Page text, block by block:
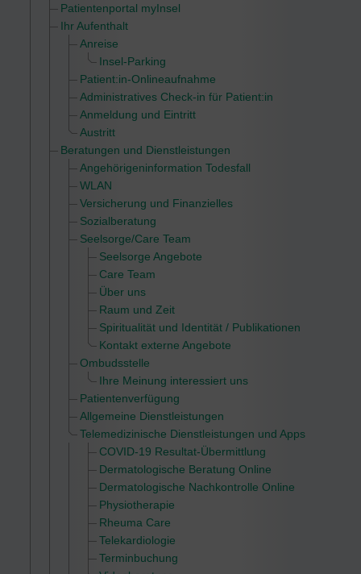
Patientenportal myInsel
Ihr Aufenthalt
Anreise
Insel-Parking
Patient:in-Onlineaufnahme
Administratives Check-in für Patient:in
Anmeldung und Eintritt
Austritt
Beratungen und Dienstleistungen
Angehörigeninformation Todesfall
WLAN
Versicherung und Finanzielles
Sozialberatung
Seelsorge/Care Team
Seelsorge Angebote
Care Team
Über uns
Raum und Zeit
Spiritualität und Identität / Publikationen
Kontakt externe Angebote
Ombudsstelle
Ihre Meinung interessiert uns
Patientenverfügung
Allgemeine Dienstleistungen
Telemedizinische Dienstleistungen und Apps
COVID-19 Resultat-Übermittlung
Dermatologische Beratung Online
Dermatologische Nachkontrolle Online
Physiotherapie
Rheuma Care
Telekardiologie
Terminbuchung